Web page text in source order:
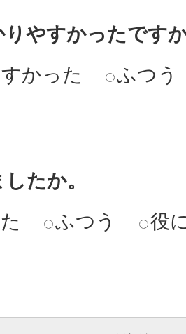
りやすかったです
かった
ふつう
たか。
ふつう 役